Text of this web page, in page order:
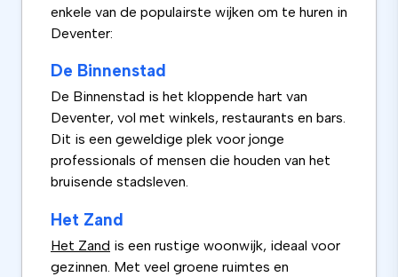
enkele van de populairste wijken om te huren in
Deventer:
De Binnenstad
De Binnenstad is het kloppende hart van
Deventer, vol met winkels, restaurants en bars.
Dit is een geweldige plek voor jonge
professionals of mensen die houden van het
bruisende stadsleven.
Het Zand
Het Zand is een rustige woonwijk, ideaal voor
gezinnen. Met veel groene ruimtes en